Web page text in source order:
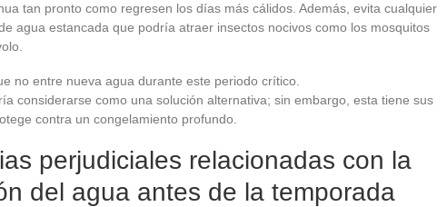
tan pronto como regresen los días más cálidos. Además, evita cualquier
agua estancada que podría atraer insectos nocivos como los mosquitos
no entre nueva agua durante este periodo crítico.
considerarse como una solución alternativa; sin embargo, esta tiene sus
contra un congelamiento profundo.
perjudiciales relacionadas con la
del agua antes de la temporada